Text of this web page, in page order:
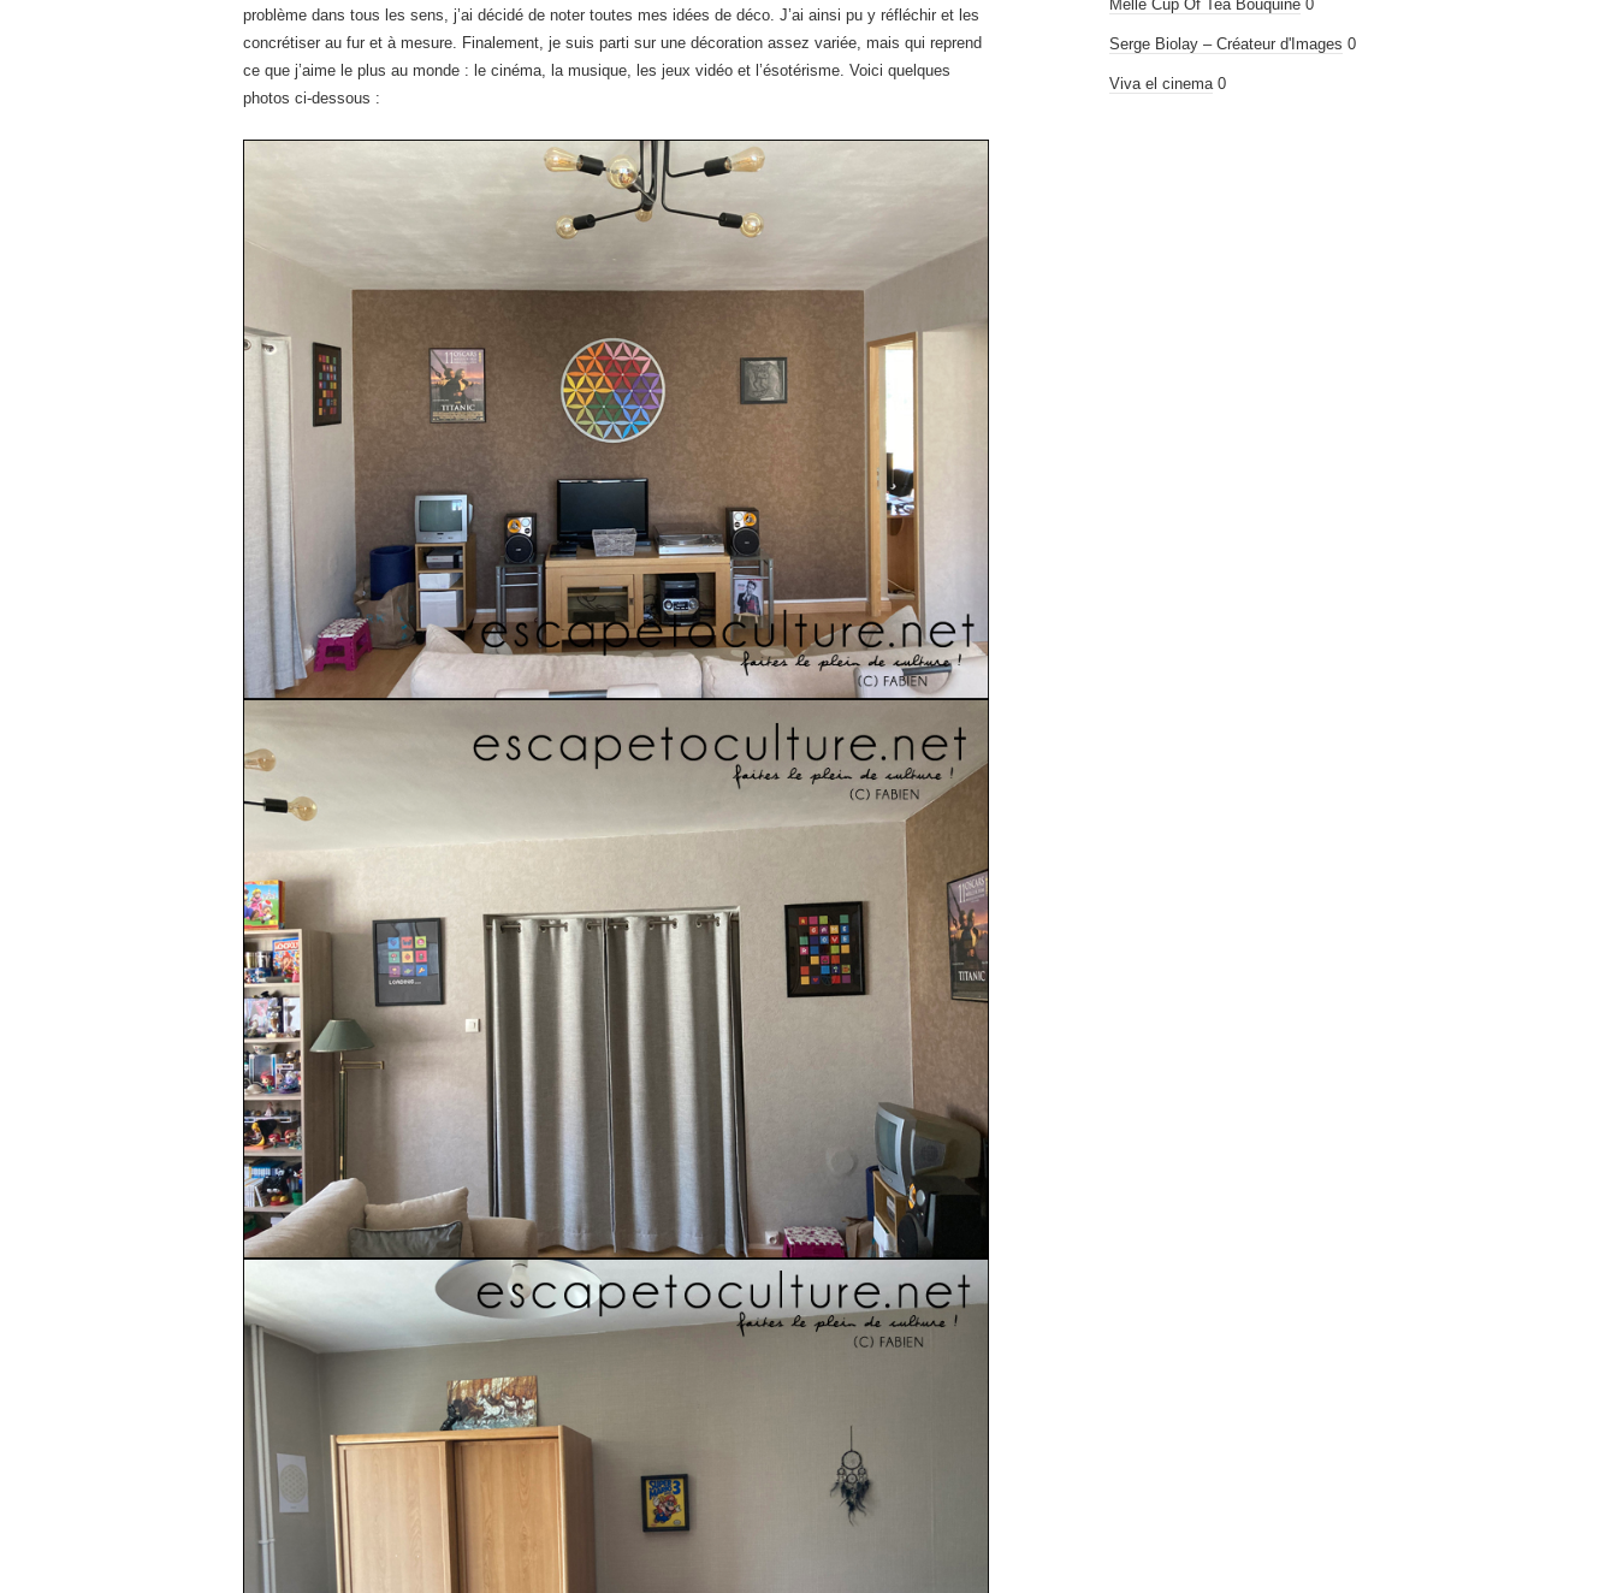
problème dans tous les sens, j’ai décidé de noter toutes mes idées de déco. J’ai ainsi pu y réfléchir et les
concrétiser au fur et à mesure. Finalement, je suis parti sur une décoration assez variée, mais qui reprend
ce que j’aime le plus au monde : le cinéma, la musique, les jeux vidéo et l’ésotérisme. Voici quelques
photos ci-dessous :
Melle Cup Of Tea Bouquine 0
Serge Biolay – Créateur d'Images 0
Viva el cinema 0